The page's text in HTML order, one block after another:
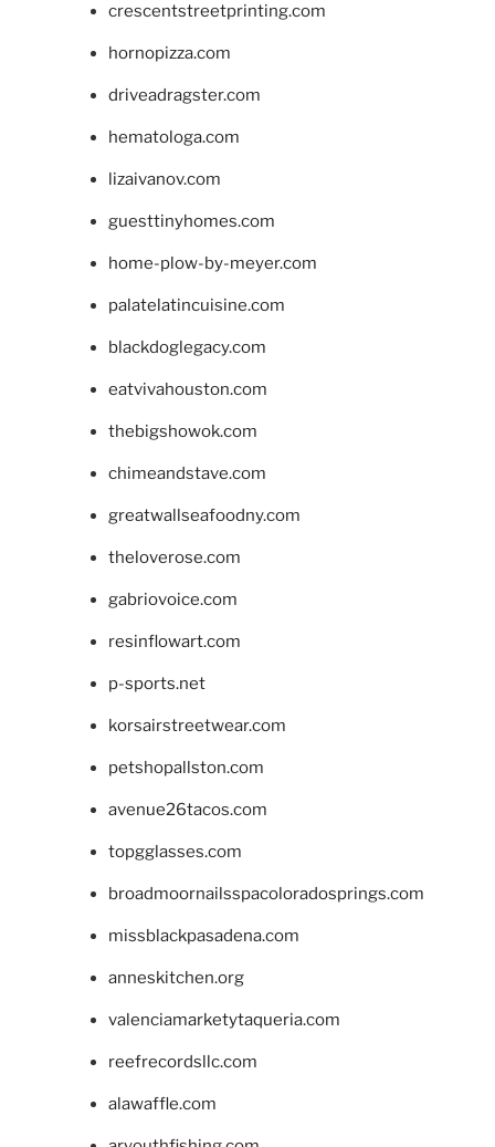
crescentstreetprinting.com
hornopizza.com
driveadragster.com
hematologa.com
lizaivanov.com
guesttinyhomes.com
home-plow-by-meyer.com
palatelatincuisine.com
blackdoglegacy.com
eatvivahouston.com
thebigshowok.com
chimeandstave.com
greatwallseafoodny.com
theloverose.com
gabriovoice.com
resinflowart.com
p-sports.net
korsairstreetwear.com
petshopallston.com
avenue26tacos.com
topgglasses.com
broadmoornailsspacoloradosprings.com
missblackpasadena.com
anneskitchen.org
valenciamarketytaqueria.com
reefrecordsllc.com
alawaffle.com